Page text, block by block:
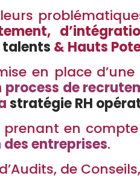
talents & Hauts
en place d’une
process de
stratégie RH
prenant en compte
entreprises.
de